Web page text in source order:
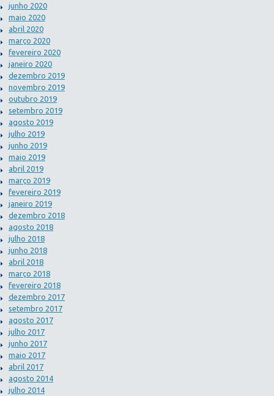
junho 2020
maio 2020
abril 2020
março 2020
fevereiro 2020
janeiro 2020
dezembro 2019
novembro 2019
outubro 2019
setembro 2019
agosto 2019
julho 2019
junho 2019
maio 2019
abril 2019
março 2019
fevereiro 2019
janeiro 2019
dezembro 2018
agosto 2018
julho 2018
junho 2018
abril 2018
março 2018
fevereiro 2018
dezembro 2017
setembro 2017
agosto 2017
julho 2017
junho 2017
maio 2017
abril 2017
agosto 2014
julho 2014